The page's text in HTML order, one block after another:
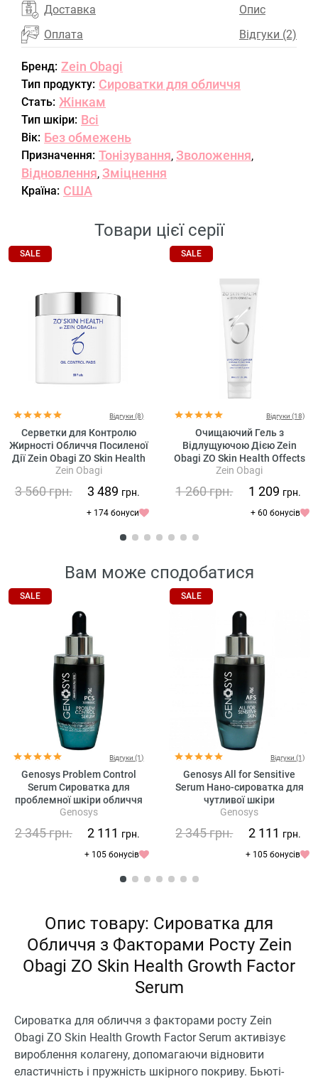
Доставка
Оплата
Опис
Відгуки (2)
Бренд: Zein Obagi
Тип продукту: Сироватки для обличчя
Стать: Жінкам
Тип шкіри: Всі
Вік: Без обмежень
Призначення: Тонізування, Зволоження,
Відновлення, Зміцнення
Країна: США
Товари цієї серії
SALE
Відгуки (8)
Серветки для Контролю
Жирності Обличчя Посиленої
Дії Zein Obagi ZO Skin Health
Oil Control Pads
Zein Obagi
3 560грн. 3 489 грн.
+ 174 бонуси
SALE
Відгуки (18)
Очищаючий Гель з
Відлущуючою Дією Zein
Obagi ZO Skin Health Offects
Exfoliating Cleanser
Zein Obagi
1 260грн. 1 209 грн.
+ 60 бонусів
Вам може сподобатися
SALE
Відгуки (1)
Genosys Problem Control
Serum Сироватка для
проблемної шкіри обличчя
Genosys
2 345грн. 2 111 грн.
+ 105 бонусів
SALE
Відгуки (1)
Genosys All for Sensitive
Serum Нано-сироватка для
чутливої шкіри
Genosys
2 345грн. 2 111 грн.
+ 105 бонусів
Опис товару: Сироватка для
Обличчя з Факторами Росту Zein
Obagi ZO Skin Health Growth Factor
Serum
Сироватка для обличчя з факторами росту Zein
Obagi ZO Skin Health Growth Factor Serum активізує
вироблення колагену, допомагаючи відновити
еластичність і пружність шкірного покриву. Бьюті-